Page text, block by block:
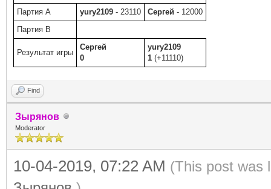
Партия A
yury2109 - 23110 Сергей - 12000
Партия B
Результат игры
Сергей
0
yury2109
1 (+11110)
Find
Зырянов
Moderator
10-04-2019, 07:22 AM (This post was